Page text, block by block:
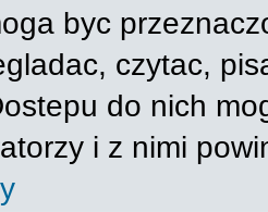
byc
czytac,
do nich
i z nimi